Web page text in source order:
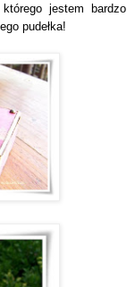
jestem bardzo
pudełka!